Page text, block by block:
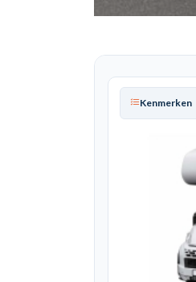
Kenmerken